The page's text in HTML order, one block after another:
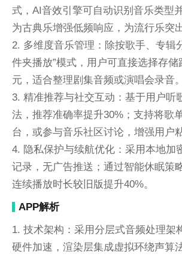
式，AI音效引擎可自动识别音乐类型
为古典乐增强低频响应，为流行乐突
2. 多维度音乐管理：除按歌手、专辑
件夹播放”模式，用户可直接选择存
元，适合整理剧集音频或演唱会录音。
3. 精准推荐与社交互动：基于用户听
法，推荐准确率提升30%；支持将歌
台，或参与音乐社区讨论，增强用户粘
4. 隐私保护与续航优化：采用本地加
记录，无广告推送；通过智能休眠策
连续播放时长较旧版提升40%。
APP解析
1. 技术架构：采用分层式音频处理架
硬件加速，渲染层集成虚拟环绕声算